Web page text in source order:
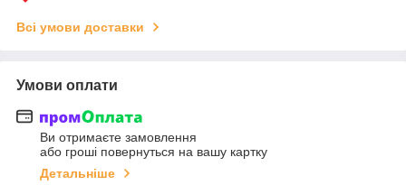
Всі умови доставки
Умови оплати
Ви отримаєте замовлення
або гроші повернуться на вашу картку
Детальніше